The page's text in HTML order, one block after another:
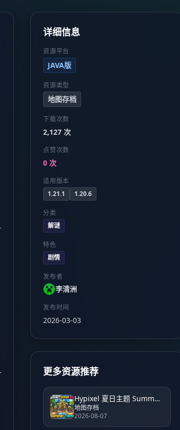
详细信息
资源平台
JAVA版
资源类型
地图存档
下载次数
2,127 次
点赞次数
0 次
适用版本
1.21.1
1.20.6
分类
解谜
特色
剧情
发布者
李清洲
发布时间
2026-03-03
更多资源推荐
Hypixel 夏日主题 Summer Theme Hypixel
地图存档
2026-08-07